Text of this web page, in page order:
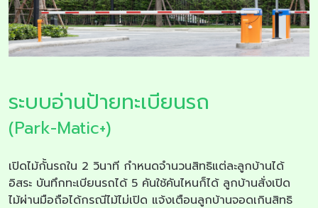
ระบบอ่านป้ายทะเบียนรถ
(Park-Matic+)
เปิดไม้กั้นรถใน 2 วินาที กำหนดจำนวนสิทธิแต่ละลูกบ้านได้
อิสระ บันทึกทะเบียนรถได้ 5 คันใช้คันไหนก็ได้ ลูกบ้านสั่งเปิด
ไม้ผ่านมือถือได้กรณีไม้ไม่เปิด แจ้งเตือนลูกบ้านจอดเกินสิทธิ